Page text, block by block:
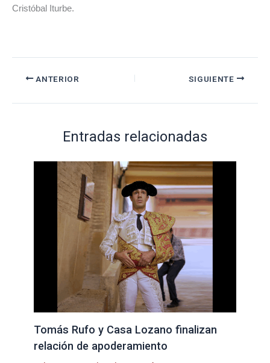
Cristóbal Iturbe.
ANTERIOR SIGUIENTE
Entradas relacionadas
Tomás Rufo y Casa Lozano finalizan
relación de apoderamiento